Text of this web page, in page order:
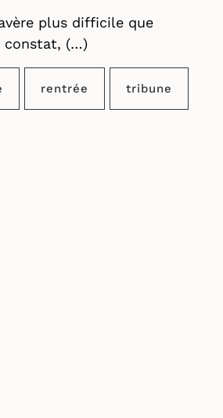
plus difficile que
constat, (…)
rentrée tribune